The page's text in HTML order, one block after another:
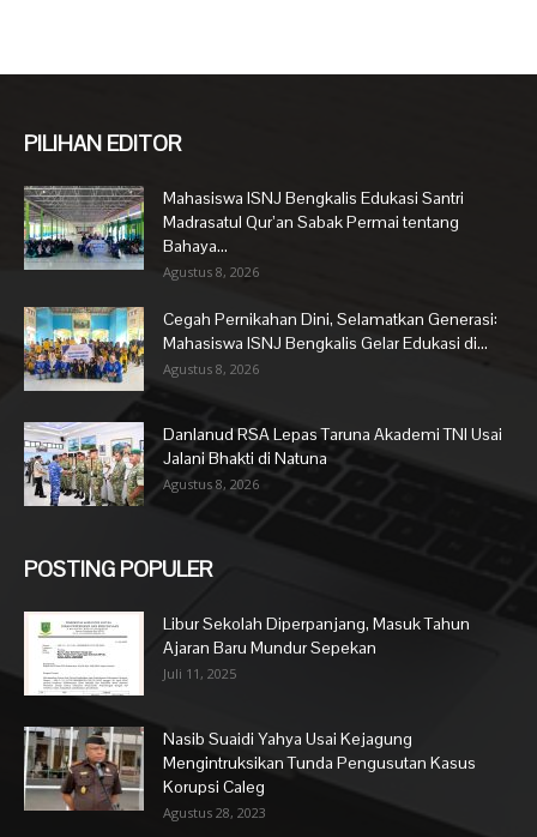
PILIHAN EDITOR
Mahasiswa ISNJ Bengkalis Edukasi Santri
Madrasatul Qur’an Sabak Permai tentang
Bahaya...
Agustus 8, 2026
Cegah Pernikahan Dini, Selamatkan Generasi:
Mahasiswa ISNJ Bengkalis Gelar Edukasi di...
Agustus 8, 2026
Danlanud RSA Lepas Taruna Akademi TNI Usai
Jalani Bhakti di Natuna
Agustus 8, 2026
POSTING POPULER
Libur Sekolah Diperpanjang, Masuk Tahun
Ajaran Baru Mundur Sepekan
Juli 11, 2025
Nasib Suaidi Yahya Usai Kejagung
Mengintruksikan Tunda Pengusutan Kasus
Korupsi Caleg
Agustus 28, 2023